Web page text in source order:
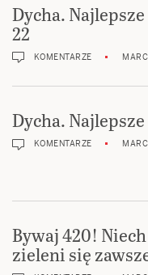
Dycha.
22
KOMENTARZE
Dycha.
KOMENTARZE
Bywaj 420!
zieleni się